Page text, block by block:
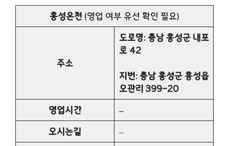
홍성온천 (영업 여부 유선 확인 필요)
주소
도로명: 충남 홍성군 내포
로 42
지번: 충남 홍성군 홍성읍
오관리 399-20
영업시간
–
오시는길
–